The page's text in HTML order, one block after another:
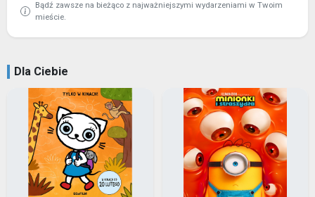
Bądź zawsze na bieżąco z najważniejszymi wydarzeniami w Twoim
mieście.
Dla Ciebie